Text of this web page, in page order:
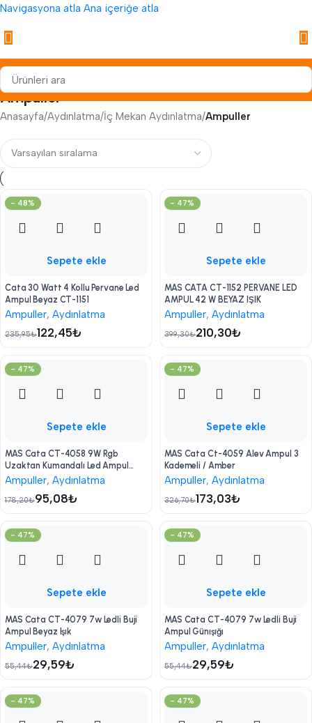
Navigasyona atla Ana içeriğe atla
Ampuller
Anasayfa/Aydınlatma/İç Mekan Aydınlatma/Ampuller
- 48%
Sepete ekle
Cata 30 Watt 4 Kollu Pervane Led
Ampul Beyaz CT-1151
Ampuller, Aydınlatma
235,95₺122,45₺
- 47%
Sepete ekle
MAS CATA CT-1152 PERVANE LED
AMPUL 42 W BEYAZ IŞIK
Ampuller, Aydınlatma
399,30₺210,30₺
- 47%
Sepete ekle
MAS Cata CT-4058 9W Rgb
Uzaktan Kumandalı Led Ampul
Günışığı
Ampuller, Aydınlatma
178,20₺95,08₺
- 47%
Sepete ekle
MAS Cata Ct-4059 Alev Ampul 3
Kademeli / Amber
Ampuller, Aydınlatma
326,70₺173,03₺
- 47%
Sepete ekle
MAS Cata CT-4079 7w Ledli Buji
Ampul Beyaz Işık
Ampuller, Aydınlatma
55,44₺29,59₺
- 47%
Sepete ekle
MAS Cata CT-4079 7w Ledli Buji
Ampul Günışığı
Ampuller, Aydınlatma
55,44₺29,59₺
- 47% - 47%